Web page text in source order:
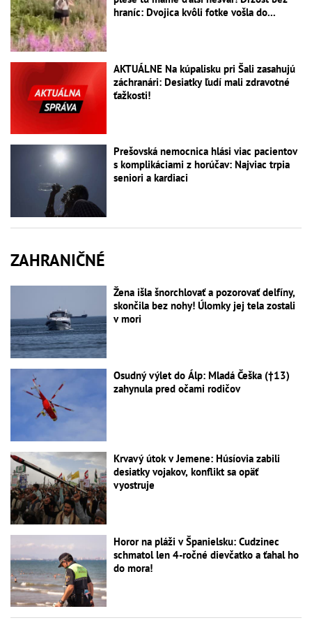
hraníc: Dvojica kvôli fotke vošla do...
AKTUÁLNE Na kúpalisku pri Šali zasahujú
záchranári: Desiatky ľudí mali zdravotné
ťažkosti!
Prešovská nemocnica hlási viac pacientov
s komplikáciami z horúčav: Najviac trpia
seniori a kardiaci
ZAHRANIČNÉ
Žena išla šnorchlovať a pozorovať delfíny,
skončila bez nohy! Úlomky jej tela zostali
v mori
Osudný výlet do Álp: Mladá Češka (†13)
zahynula pred očami rodičov
Krvavý útok v Jemene: Húsíovia zabili
desiatky vojakov, konflikt sa opäť
vyostruje
Horor na pláži v Španielsku: Cudzinec
schmatol len 4-ročné dievčatko a ťahal ho
do mora!